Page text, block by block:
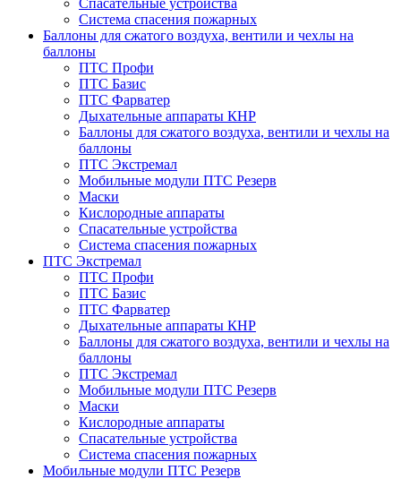
Спасательные устройства
Система спасения пожарных
Баллоны для сжатого воздуха, вентили и чехлы на
баллоны
ПТС Профи
ПТС Базис
ПТС Фарватер
Дыхательные аппараты КНР
Баллоны для сжатого воздуха, вентили и чехлы на
баллоны
ПТС Экстремал
Мобильные модули ПТС Резерв
Маски
Кислородные аппараты
Спасательные устройства
Система спасения пожарных
ПТС Экстремал
ПТС Профи
ПТС Базис
ПТС Фарватер
Дыхательные аппараты КНР
Баллоны для сжатого воздуха, вентили и чехлы на
баллоны
ПТС Экстремал
Мобильные модули ПТС Резерв
Маски
Кислородные аппараты
Спасательные устройства
Система спасения пожарных
Мобильные модули ПТС Резерв